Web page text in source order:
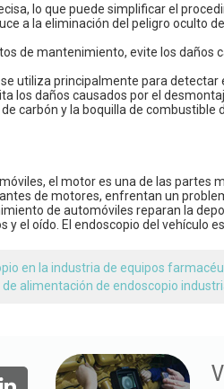
lo que puede simplificar el
a la eliminación del peligro oculto
de mantenimiento, evite los
se utiliza principalmente para detectar
los daños causados por el
carbón y la boquilla de
el motor es una de las
de motores, enfrentan un
de automóviles reparan la
y el oído. El endoscopio del vehículo
en la industria de equipos
alimentación de endoscopio